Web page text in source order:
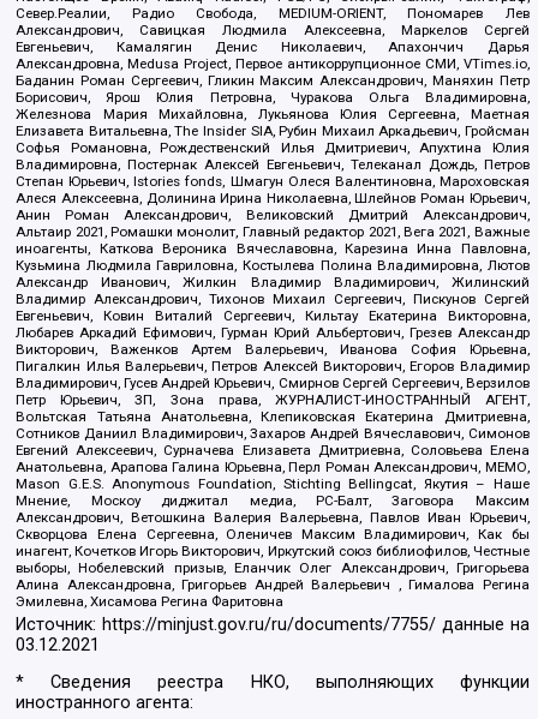
Север.Реалии, Радио Свобода, MEDIUM-ORIENT, Пономарев Лев
Александрович, Савицкая Людмила Алексеевна, Маркелов Сергей
Евгеньевич, Камалягин Денис Николаевич, Апахончич Дарья
Александровна, Medusa Project, Первое антикоррупционное СМИ, VTimes.io,
Баданин Роман Сергеевич, Гликин Максим Александрович, Маняхин Петр
Борисович, Ярош Юлия Петровна, Чуракова Ольга Владимировна,
Железнова Мария Михайловна, Лукьянова Юлия Сергеевна, Маетная
Елизавета Витальевна, The Insider SIA, Рубин Михаил Аркадьевич, Гройсман
Софья Романовна, Рождественский Илья Дмитриевич, Апухтина Юлия
Владимировна, Постернак Алексей Евгеньевич, Телеканал Дождь, Петров
Степан Юрьевич, Istories fonds, Шмагун Олеся Валентиновна, Мароховская
Алеся Алексеевна, Долинина Ирина Николаевна, Шлейнов Роман Юрьевич,
Анин Роман Александрович, Великовский Дмитрий Александрович,
Альтаир 2021, Ромашки монолит, Главный редактор 2021, Вега 2021, Важные
иноагенты, Каткова Вероника Вячеславовна, Карезина Инна Павловна,
Кузьмина Людмила Гавриловна, Костылева Полина Владимировна, Лютов
Александр Иванович, Жилкин Владимир Владимирович, Жилинский
Владимир Александрович, Тихонов Михаил Сергеевич, Пискунов Сергей
Евгеньевич, Ковин Виталий Сергеевич, Кильтау Екатерина Викторовна,
Любарев Аркадий Ефимович, Гурман Юрий Альбертович, Грезев Александр
Викторович, Важенков Артем Валерьевич, Иванова София Юрьевна,
Пигалкин Илья Валерьевич, Петров Алексей Викторович, Егоров Владимир
Владимирович, Гусев Андрей Юрьевич, Смирнов Сергей Сергеевич, Верзилов
Петр Юрьевич, ЗП, Зона права, ЖУРНАЛИСТ-ИНОСТРАННЫЙ АГЕНТ,
Вольтская Татьяна Анатольевна, Клепиковская Екатерина Дмитриевна,
Сотников Даниил Владимирович, Захаров Андрей Вячеславович, Симонов
Евгений Алексеевич, Сурначева Елизавета Дмитриевна, Соловьева Елена
Анатольевна, Арапова Галина Юрьевна, Перл Роман Александрович, МЕМО,
Mason G.E.S. Anonymous Foundation, Stichting Bellingcat, Якутия – Наше
Мнение, Москоу диджитал медиа, РС-Балт, Заговора Максим
Александрович, Ветошкина Валерия Валерьевна, Павлов Иван Юрьевич,
Скворцова Елена Сергеевна, Оленичев Максим Владимирович, Как бы
инагент, Кочетков Игорь Викторович, Иркутский союз библиофилов, Честные
выборы, Нобелевский призыв, Еланчик Олег Александрович, Григорьева
Алина Александровна, Григорьев Андрей Валерьевич , Гималова Регина
Эмилевна, Хисамова Регина Фаритовна
Источник: https://minjust.gov.ru/ru/documents/7755/ данные на
03.12.2021
* Сведения реестра НКО, выполняющих функции
иностранного агента: